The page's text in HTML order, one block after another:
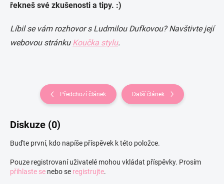
řekneš své zkušenosti a tipy. :)
Líbil se vám rozhovor s Ludmilou Dufkovou? Navštivte její
webovou stránku Koučka stylu.
Předchozí článek Další článek
Diskuze (0)
Buďte první, kdo napíše příspěvek k této položce.
Pouze registrovaní uživatelé mohou vkládat příspěvky. Prosím
přihlaste se nebo se registrujte.